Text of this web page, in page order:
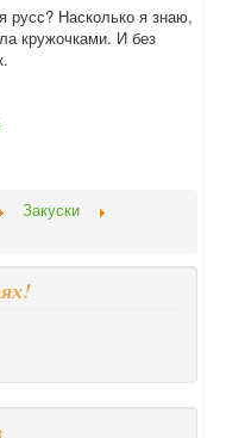
русс? Насколько я знаю,
кружочками. И без
Закуски